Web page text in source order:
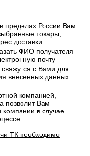
пределах России Вам
товары,
доставки.
ФИО получателя
почту
с Вами для
внесенных данных.
компанией,
позволит Вам
компании в случае
ТК необходимо